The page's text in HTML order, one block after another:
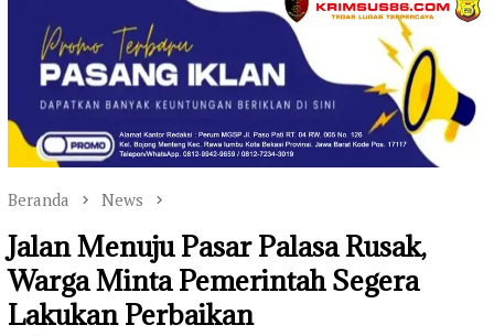
Beranda News
Jalan Menuju Pasar Palasa Rusak,
Warga Minta Pemerintah Segera
Lakukan Perbaikan